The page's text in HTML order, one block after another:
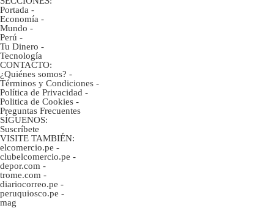
Portada -
Economía -
Mundo -
Perú -
Tu Dinero -
Tecnología
CONTACTO:
¿Quiénes somos? -
Términos y Condiciones -
Política de Privacidad -
Politica de Cookies -
Preguntas Frecuentes
SÍGUENOS:
Suscríbete
VISITE TAMBIÉN:
elcomercio.pe -
clubelcomercio.pe -
depor.com -
trome.com -
diariocorreo.pe -
peruquiosco.pe -
mag